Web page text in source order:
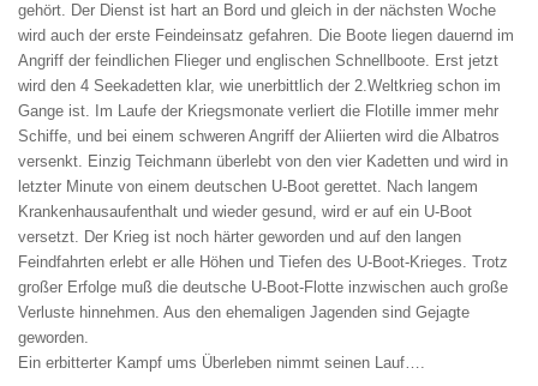
gehört. Der Dienst ist hart an Bord und gleich in der nächsten Woche
wird auch der erste Feindeinsatz gefahren. Die Boote liegen dauernd im
Angriff der feindlichen Flieger und englischen Schnellboote. Erst jetzt
wird den 4 Seekadetten klar, wie unerbittlich der 2.Weltkrieg schon im
Gange ist. Im Laufe der Kriegsmonate verliert die Flotille immer mehr
Schiffe, und bei einem schweren Angriff der Aliierten wird die Albatros
versenkt. Einzig Teichmann überlebt von den vier Kadetten und wird in
letzter Minute von einem deutschen U-Boot gerettet. Nach langem
Krankenhausaufenthalt und wieder gesund, wird er auf ein U-Boot
versetzt. Der Krieg ist noch härter geworden und auf den langen
Feindfahrten erlebt er alle Höhen und Tiefen des U-Boot-Krieges. Trotz
großer Erfolge muß die deutsche U-Boot-Flotte inzwischen auch große
Verluste hinnehmen. Aus den ehemaligen Jagenden sind Gejagte
geworden.
Ein erbitterter Kampf ums Überleben nimmt seinen Lauf….